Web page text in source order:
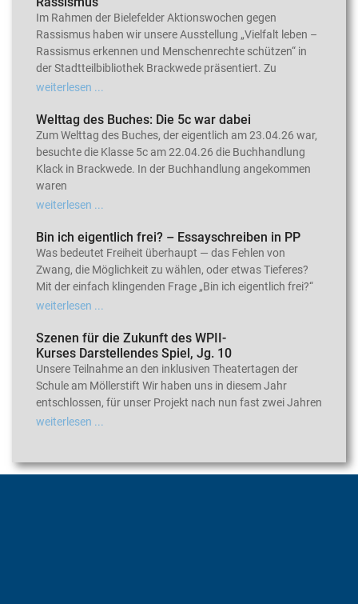
Im Rahmen der Bielefelder Aktionswochen gegen
Rassismus haben wir unsere Ausstellung „Vielfalt leben –
Rassismus erkennen und Menschenrechte schützen“ in
der Stadtteilbibliothek Brackwede präsentiert. Zu
weiterlesen ...
Welttag des Buches: Die 5c war dabei
Zum Welttag des Buches, der eigentlich am 23.04.26 war,
besuchte die Klasse 5c am 22.04.26 die Buchhandlung
Klack in Brackwede. In der Buchhandlung angekommen
waren
weiterlesen ...
Bin ich eigentlich frei? – Essayschreiben in PP
Was bedeutet Freiheit überhaupt — das Fehlen von
Zwang, die Möglichkeit zu wählen, oder etwas Tieferes?
Mit der einfach klingenden Frage „Bin ich eigentlich frei?“
weiterlesen ...
Szenen für die Zukunft des WPII-
Kurses Darstellendes Spiel, Jg. 10
Unsere Teilnahme an den inklusiven Theatertagen der
Schule am Möllerstift Wir haben uns in diesem Jahr
entschlossen, für unser Projekt nach nun fast zwei Jahren
weiterlesen ...